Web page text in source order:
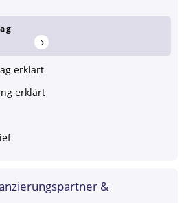
erklärt
erklärt
&